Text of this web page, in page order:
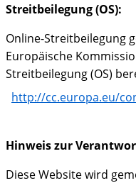
Streitbeilegung (OS):
Online-Streitbeilegung
Europäische
Streitbeilegung (OS)
http://cc.europa.eu/
Hinweis zur
Diese Website wird